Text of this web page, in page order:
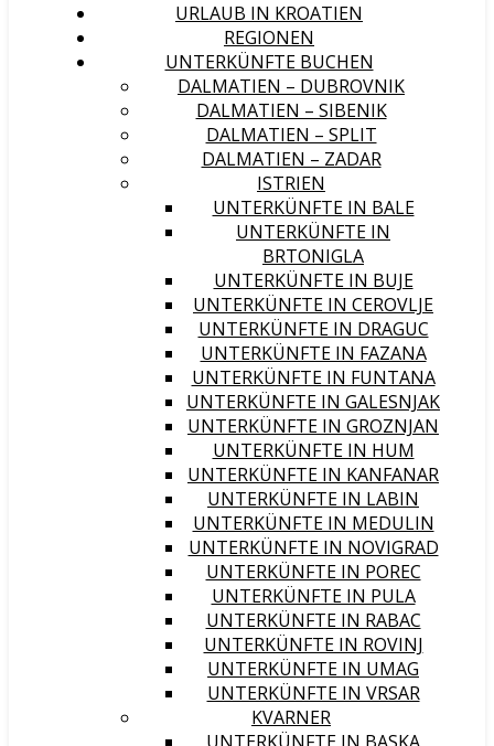
URLAUB IN KROATIEN
REGIONEN
UNTERKÜNFTE BUCHEN
DALMATIEN – DUBROVNIK
DALMATIEN – SIBENIK
DALMATIEN – SPLIT
DALMATIEN – ZADAR
ISTRIEN
UNTERKÜNFTE IN BALE
UNTERKÜNFTE IN
BRTONIGLA
UNTERKÜNFTE IN BUJE
UNTERKÜNFTE IN CEROVLJE
UNTERKÜNFTE IN DRAGUC
UNTERKÜNFTE IN FAZANA
UNTERKÜNFTE IN FUNTANA
UNTERKÜNFTE IN GALESNJAK
UNTERKÜNFTE IN GROZNJAN
UNTERKÜNFTE IN HUM
UNTERKÜNFTE IN KANFANAR
UNTERKÜNFTE IN LABIN
UNTERKÜNFTE IN MEDULIN
UNTERKÜNFTE IN NOVIGRAD
UNTERKÜNFTE IN POREC
UNTERKÜNFTE IN PULA
UNTERKÜNFTE IN RABAC
UNTERKÜNFTE IN ROVINJ
UNTERKÜNFTE IN UMAG
UNTERKÜNFTE IN VRSAR
KVARNER